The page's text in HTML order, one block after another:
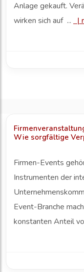
Anlage gekauft.
wirken sich auf ...
|
Wie sorgfältige
Firmen-Events
Instrumenten der
Event-Branche
konstanten Anteil